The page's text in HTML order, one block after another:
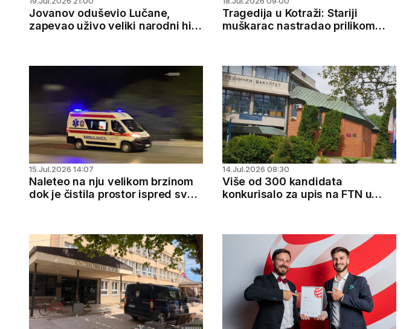
Jovanov oduševio Lučane,
zapevao uživo veliki narodni hit:
trubača
Tragedija u Kotraži: Stariji
muškarac nastradao prilikom
15.Jul.2026 14:07
Naleteo na nju velikom brzinom
dok je čistila prostor ispred svog
14.Jul.2026 08:30
Više od 300 kandidata
konkurisalo za upis na FTN u